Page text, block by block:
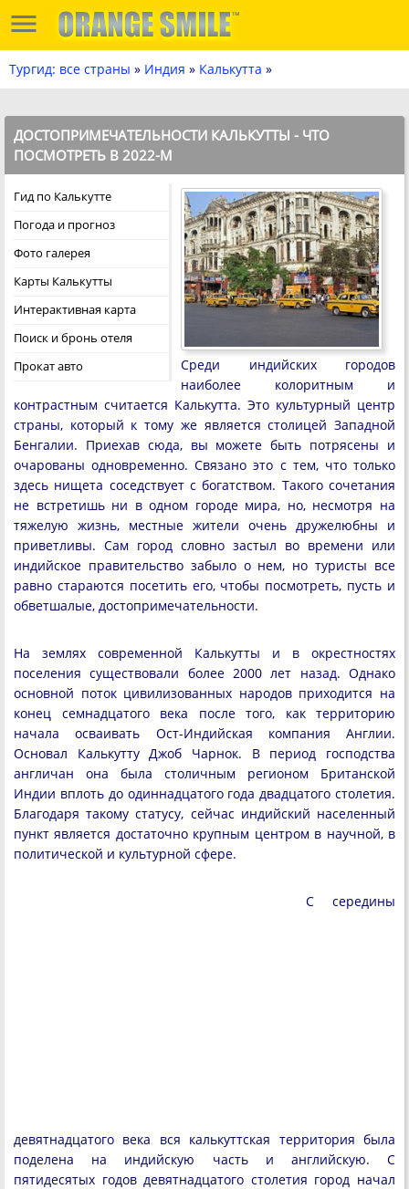
Тургид: все страны » Индия » Калькутта »
ДОСТОПРИМЕЧАТЕЛЬНОСТИ КАЛЬКУТТЫ - ЧТО
ПОСМОТРЕТЬ В 2022-М
Гид по Калькутте
Погода и прогноз
Фото галерея
Карты Калькутты
Интерактивная карта
Поиск и бронь отеля
Прокат авто
Среди индийских городов
наиболее колоритным и
контрастным считается Калькутта. Это культурный центр
страны, который к тому же является столицей Западной
Бенгалии. Приехав сюда, вы можете быть потрясены и
очарованы одновременно. Связано это с тем, что только
здесь нищета соседствует с богатством. Такого сочетания
не встретишь ни в одном городе мира, но, несмотря на
тяжелую жизнь, местные жители очень дружелюбны и
приветливы. Сам город словно застыл во времени или
индийское правительство забыло о нем, но туристы все
равно стараются посетить его, чтобы посмотреть, пусть и
обветшалые, достопримечательности.
На землях современной Калькутты и в окрестностях
поселения существовали более 2000 лет назад. Однако
основной поток цивилизованных народов приходится на
конец семнадцатого века после того, как территорию
начала осваивать Ост-Индийская компания Англии.
Основал Калькутту Джоб Чарнок. В период господства
англичан она была столичным регионом Британской
Индии вплоть до одиннадцатого года двадцатого столетия.
Благодаря такому статусу, сейчас индийский населенный
пункт является достаточно крупным центром в научной, в
политической и культурной сфере.
С середины
девятнадцатого века вся калькуттская территория была
поделена на индийскую часть и английскую. С
пятидесятых годов девятнадцатого столетия город начал